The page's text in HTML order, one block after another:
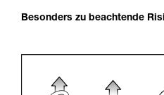
beschrieben werden.
Besonders zu beachtende